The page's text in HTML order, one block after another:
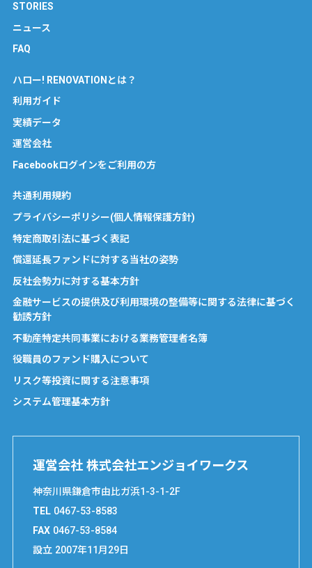
STORIES
ニュース
FAQ
ハロー! RENOVATIONとは？
利用ガイド
実績データ
運営会社
Facebookログインをご利用の方
共通利用規約
プライバシーポリシー(個人情報保護方針)
特定商取引法に基づく表記
償還延長ファンドに対する当社の姿勢
反社会勢力に対する基本方針
金融サービスの提供及び利用環境の整備等に関する法律に基づく
勧誘方針
不動産特定共同事業における業務管理者名簿
役職員のファンド購入について
リスク等投資に関する注意事項
システム管理基本方針
運営会社 株式会社エンジョイワークス
神奈川県鎌倉市由比ガ浜1-3-1-2F
TEL 0467-53-8583
FAX 0467-53-8584
設立 2007年11月29日